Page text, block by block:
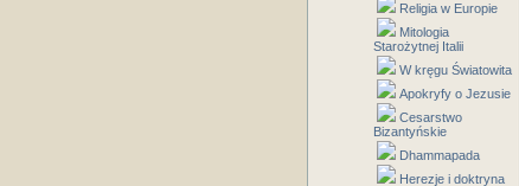
Religia w Europie
Mitologia
Starożytnej Italii
W kręgu Światowita
Apokryfy o Jezusie
Cesarstwo
Bizantyńskie
Dhammapada
Herezje i doktryna